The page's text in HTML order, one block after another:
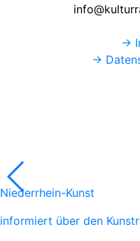
→
→
Niederrhein-Kunst
informiert über den